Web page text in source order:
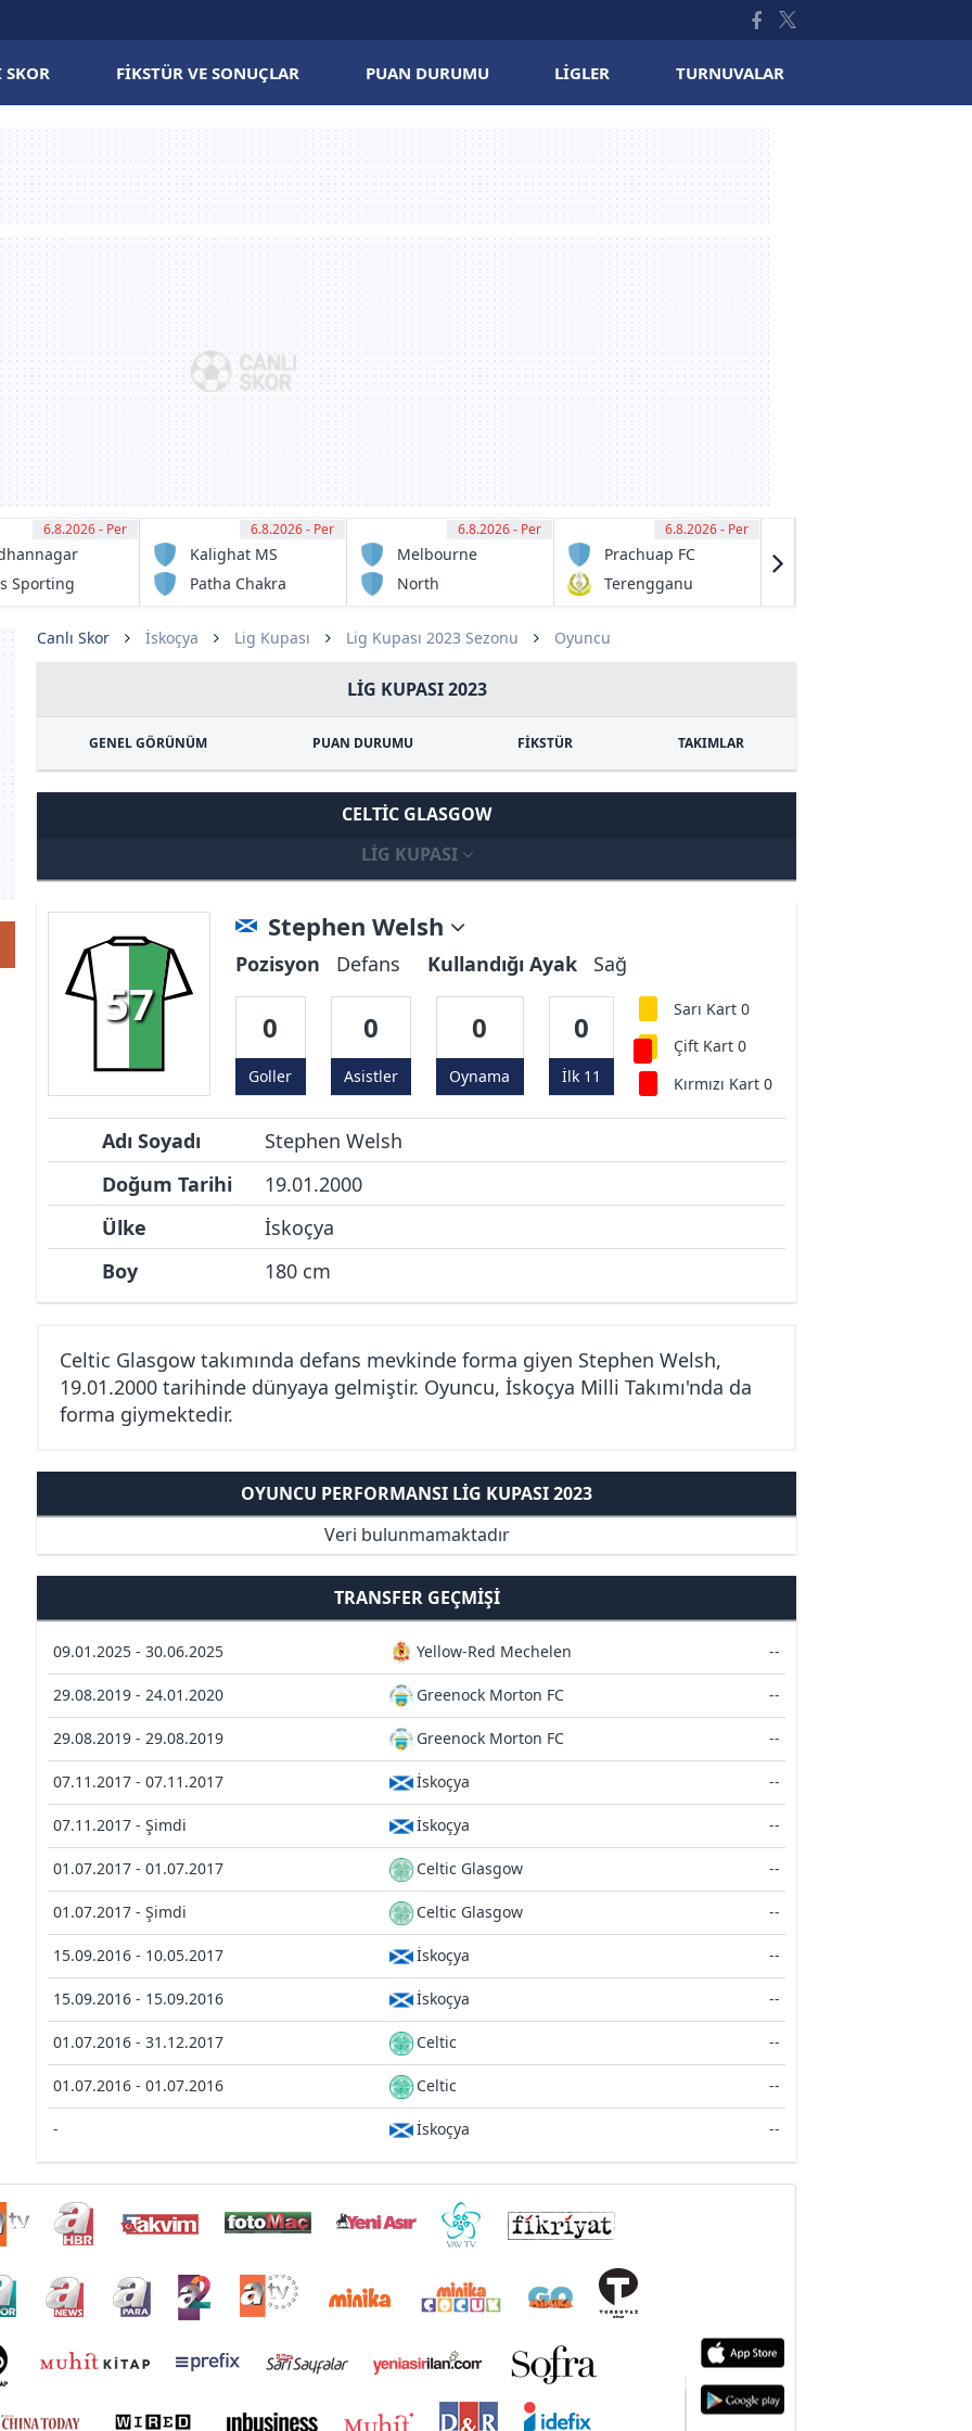
SKOR FIKSTÜR VE SONUÇLAR PUAN DURUMU LIGLER TURNUVALAR
12:30
6.8.2026 - Per
Sporting
12:30
6.8.2026 - Per
Kalighat MS
Patha Chakra
13:00
6.8.2026 - Per
Melbourne
Victory FC
North
Eagles FC
13:00
6.8.2026 - Per
Prachuap FC
Terengganu
Canlı Skor İskoçya Lig Kupası Lig Kupası 2023 Sezonu Oyuncu
LIG KUPASI 2023
GENEL GÖRÜNÜM PUAN DURUMU FİKSTÜR TAKIMLAR
CELTIC GLASGOW
LIG KUPASI
57
Stephen Welsh
Pozisyon Defans Kullandığı Ayak Sağ
0
Goller
0
Asistler
0
Oynama
0
İlk 11
Sarı Kart 0
Çift Kart 0
Kırmızı Kart 0
Adı Soyadı
Stephen Welsh
Doğum Tarihi
19.01.2000
Ülke
İskoçya
Boy
180 cm
Celtic Glasgow takımında defans mevkinde forma giyen Stephen Welsh,
19.01.2000 tarihinde dünyaya gelmiştir. Oyuncu, İskoçya Milli Takımı'nda da
forma giymektedir.
OYUNCU PERFORMANSI LIG KUPASI 2023
Veri bulunmamaktadır
TRANSFER GEÇMIŞI
09.01.2025 - 30.06.2025 Yellow-Red Mechelen --
29.08.2019 - 24.01.2020 Greenock Morton FC --
29.08.2019 - 29.08.2019 Greenock Morton FC --
07.11.2017 - 07.11.2017 İskoçya --
07.11.2017 - Şimdi İskoçya --
01.07.2017 - 01.07.2017 Celtic Glasgow --
01.07.2017 - Şimdi Celtic Glasgow --
15.09.2016 - 10.05.2017 İskoçya --
15.09.2016 - 15.09.2016 İskoçya --
01.07.2016 - 31.12.2017 Celtic --
01.07.2016 - 01.07.2016 Celtic --
- İskoçya --